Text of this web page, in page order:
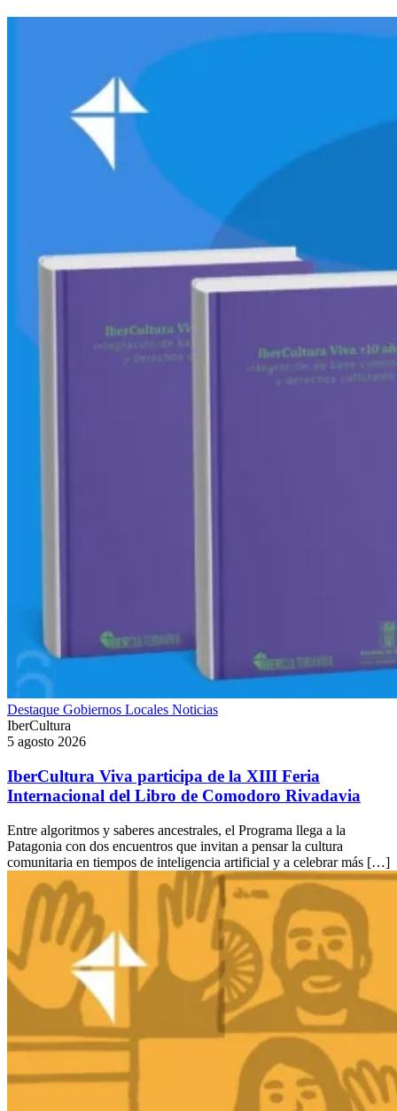
Destaque Gobiernos Locales Noticias
IberCultura
5 agosto 2026
IberCultura Viva participa de la XIII Feria
Internacional del Libro de Comodoro Rivadavia
Entre algoritmos y saberes ancestrales, el Programa llega a la
Patagonia con dos encuentros que invitan a pensar la cultura
comunitaria en tiempos de inteligencia artificial y a celebrar más […]